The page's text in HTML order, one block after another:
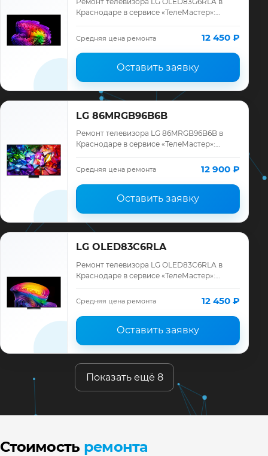
Краснодаре в сервисе «ТелеМастер»:
запчасти и гарантия до 12 месяцев.
Средняя цена ремонта 12 450 ₽
Оставить заявку
LG 86MRGB96B6B
Ремонт телевизора LG 86MRGB96B6B в
Краснодаре в сервисе «ТелеМастер»:
запчасти и гарантия до 12 месяцев.
Средняя цена ремонта 12 900 ₽
Оставить заявку
LG OLED83C6RLA
Ремонт телевизора LG OLED83C6RLA в
Краснодаре в сервисе «ТелеМастер»:
запчасти и гарантия до 12 месяцев.
Средняя цена ремонта 12 450 ₽
Оставить заявку
Показать ещё 8
Стоимость ремонта